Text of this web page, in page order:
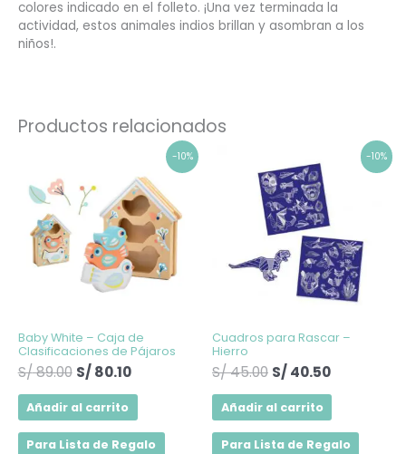
colores indicado en el folleto. ¡Una vez terminada la
actividad, estos animales indios brillan y asombran a los
niños!.
Productos relacionados
-10%
Baby White – Caja de
Clasificaciones de Pájaros
S/89.00
original
era:
S/ 89.00.
S/80.10
precio
actual
es:
S/ 80.10.
Añadir al carrito
Para Lista de Regalo
-10%
Cuadros para Rascar –
Hierro
S/45.00
precio
original
era:
S/ 45.00.
S/40.50
precio
S/ 40.50.
Añadir al carrito
Para Lista de Regalo